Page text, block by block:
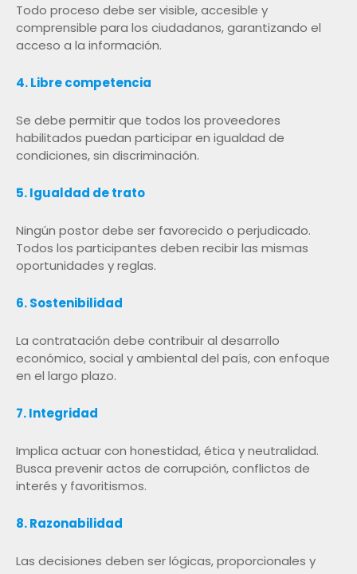
Todo proceso debe ser visible, accesible y
comprensible para los ciudadanos, garantizando el
acceso a la información.
4. Libre competencia
Se debe permitir que todos los proveedores
habilitados puedan participar en igualdad de
condiciones, sin discriminación.
5. Igualdad de trato
Ningún postor debe ser favorecido o perjudicado.
Todos los participantes deben recibir las mismas
oportunidades y reglas.
6. Sostenibilidad
La contratación debe contribuir al desarrollo
económico, social y ambiental del país, con enfoque
en el largo plazo.
7. Integridad
Implica actuar con honestidad, ética y neutralidad.
Busca prevenir actos de corrupción, conflictos de
interés y favoritismos.
8. Razonabilidad
Las decisiones deben ser lógicas, proporcionales y